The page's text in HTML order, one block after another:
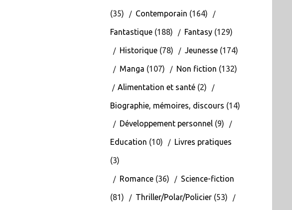
(35) Contemporain (164)
Fantastique(188) Fantasy(129)
Historique(78) Jeunesse(174)
Manga (107) Non fiction (132)
Alimentation et santé(2)
Biographie, mémoires, discours (14)
Développement personnel(9)
Education (10) Livres pratiques
(3)
Romance(36) Science-fiction
(81) Thriller/Polar/Policier(53)